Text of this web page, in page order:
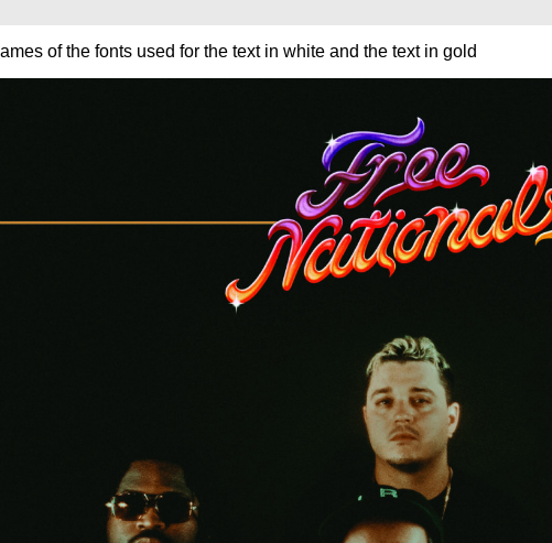
of the fonts used for the text in white and the text in gold